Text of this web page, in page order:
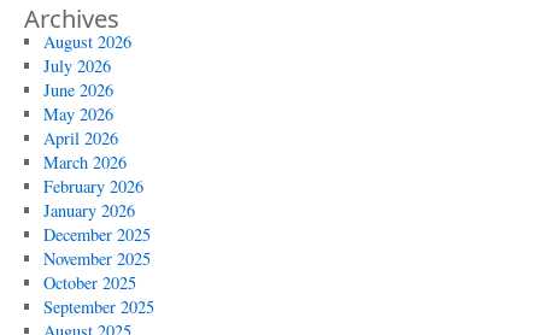
Archives
August 2026
July 2026
June 2026
May 2026
April 2026
March 2026
February 2026
January 2026
December 2025
November 2025
October 2025
September 2025